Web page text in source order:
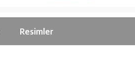
Resimler